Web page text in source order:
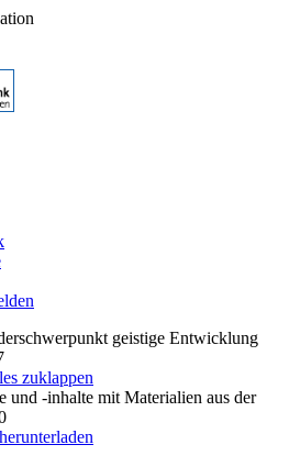
geistige Entwicklung
zuklappen
und -inhalte mit Materialien aus der